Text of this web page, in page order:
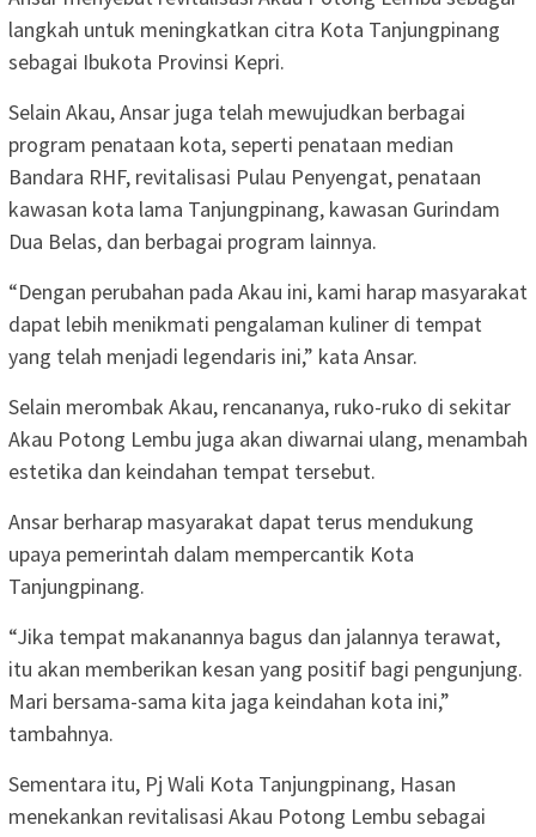
langkah untuk meningkatkan citra Kota Tanjungpinang
sebagai Ibukota Provinsi Kepri.
Selain Akau, Ansar juga telah mewujudkan berbagai
program penataan kota, seperti penataan median
Bandara RHF, revitalisasi Pulau Penyengat, penataan
kawasan kota lama Tanjungpinang, kawasan Gurindam
Dua Belas, dan berbagai program lainnya.
“Dengan perubahan pada Akau ini, kami harap masyarakat
dapat lebih menikmati pengalaman kuliner di tempat
yang telah menjadi legendaris ini,” kata Ansar.
Selain merombak Akau, rencananya, ruko-ruko di sekitar
Akau Potong Lembu juga akan diwarnai ulang, menambah
estetika dan keindahan tempat tersebut.
Ansar berharap masyarakat dapat terus mendukung
upaya pemerintah dalam mempercantik Kota
Tanjungpinang.
“Jika tempat makanannya bagus dan jalannya terawat,
itu akan memberikan kesan yang positif bagi pengunjung.
Mari bersama-sama kita jaga keindahan kota ini,”
tambahnya.
Sementara itu, Pj Wali Kota Tanjungpinang, Hasan
menekankan revitalisasi Akau Potong Lembu sebagai